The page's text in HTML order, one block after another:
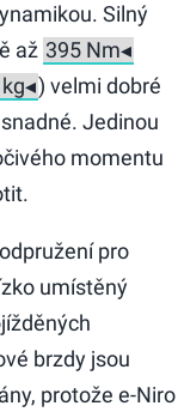
Silný
až
) velmi dobré
Jedinou
momentu
pro
umístěný
brzdy jsou
protože e-Niro